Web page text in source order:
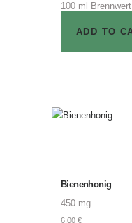
100 ml
gr
ADD TO
Bienenhonig
450 mg
6,00 €